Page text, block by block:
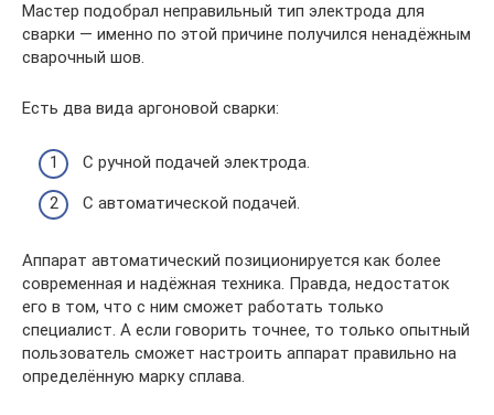
Мастер подобрал неправильный тип электрода для
сварки — именно по этой причине получился ненадёжным
сварочный шов.
Есть два вида аргоновой сварки:
С ручной подачей электрода.
С автоматической подачей.
Аппарат автоматический позиционируется как более
современная и надёжная техника. Правда, недостаток
его в том, что с ним сможет работать только
специалист. А если говорить точнее, то только опытный
пользователь сможет настроить аппарат правильно на
определённую марку сплава.